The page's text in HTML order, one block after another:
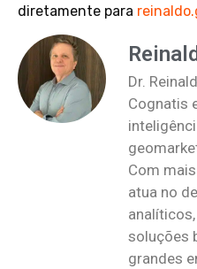
diretamente para
Dr.
Cognatis
Com
atua no
soluções
grandes